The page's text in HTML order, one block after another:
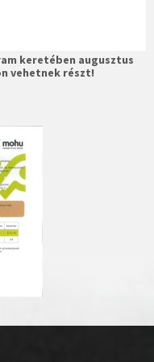
keretében augusztus
vehetnek részt!